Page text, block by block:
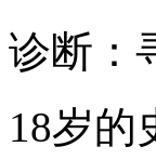
诊断：
18岁的